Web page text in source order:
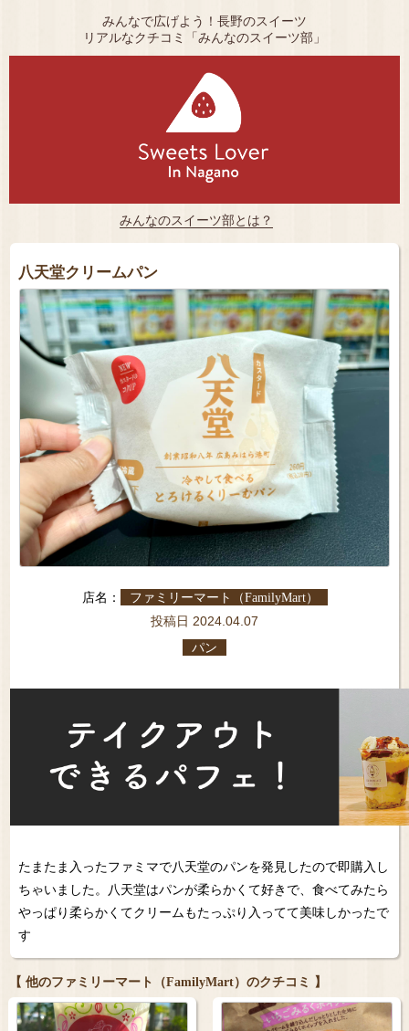
みんなで広げよう！長野のスイーツ
リアルなクチコミ「みんなのスイーツ部」
みんなのスイーツ部とは？
八天堂クリームパン
店名： ファミリーマート（FamilyMart）
投稿日 2024.04.07
パン
たまたま入ったファミマで八天堂のパンを発見したので即購入し
ちゃいました。八天堂はパンが柔らかくて好きで、食べてみたら
やっぱり柔らかくてクリームもたっぷり入ってて美味しかったで
す
【 他のファミリーマート（FamilyMart）のクチコミ 】